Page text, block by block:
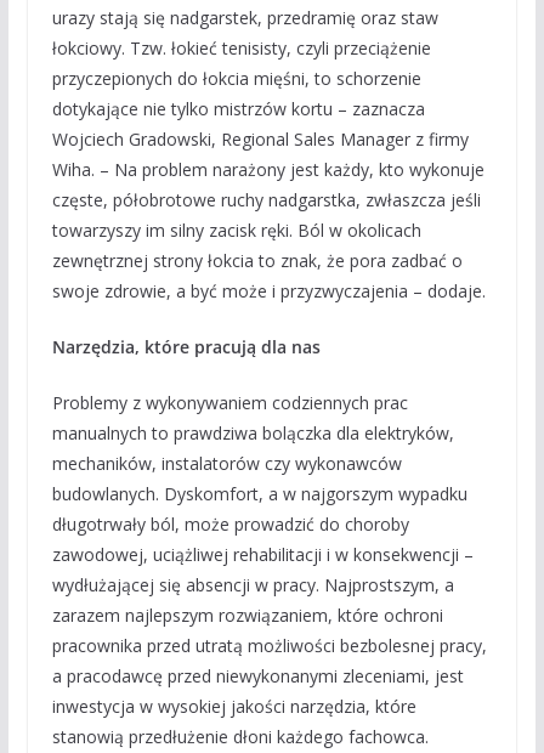
urazy stają się nadgarstek, przedramię oraz staw
łokciowy. Tzw. łokieć tenisisty, czyli przeciążenie
przyczepionych do łokcia mięśni, to schorzenie
dotykające nie tylko mistrzów kortu – zaznacza
Wojciech Gradowski, Regional Sales Manager z firmy
Wiha. – Na problem narażony jest każdy, kto wykonuje
częste, półobrotowe ruchy nadgarstka, zwłaszcza jeśli
towarzyszy im silny zacisk ręki. Ból w okolicach
zewnętrznej strony łokcia to znak, że pora zadbać o
swoje zdrowie, a być może i przyzwyczajenia – dodaje.
Narzędzia, które pracują dla nas
Problemy z wykonywaniem codziennych prac
manualnych to prawdziwa bolączka dla elektryków,
mechaników, instalatorów czy wykonawców
budowlanych. Dyskomfort, a w najgorszym wypadku
długotrwały ból, może prowadzić do choroby
zawodowej, uciążliwej rehabilitacji i w konsekwencji –
wydłużającej się absencji w pracy. Najprostszym, a
zarazem najlepszym rozwiązaniem, które ochroni
pracownika przed utratą możliwości bezbolesnej pracy,
a pracodawcę przed niewykonanymi zleceniami, jest
inwestycja w wysokiej jakości narzędzia, które
stanowią przedłużenie dłoni każdego fachowca.